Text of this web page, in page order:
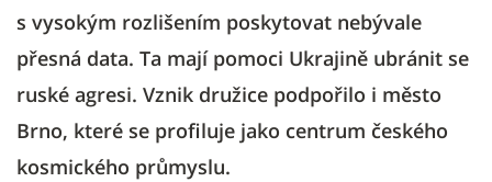
s vysokým rozlišením poskytovat nebývale
přesná data. Ta mají pomoci Ukrajině ubránit se
ruské agresi. Vznik družice podpořilo i město
Brno, které se profiluje jako centrum českého
kosmického průmyslu.